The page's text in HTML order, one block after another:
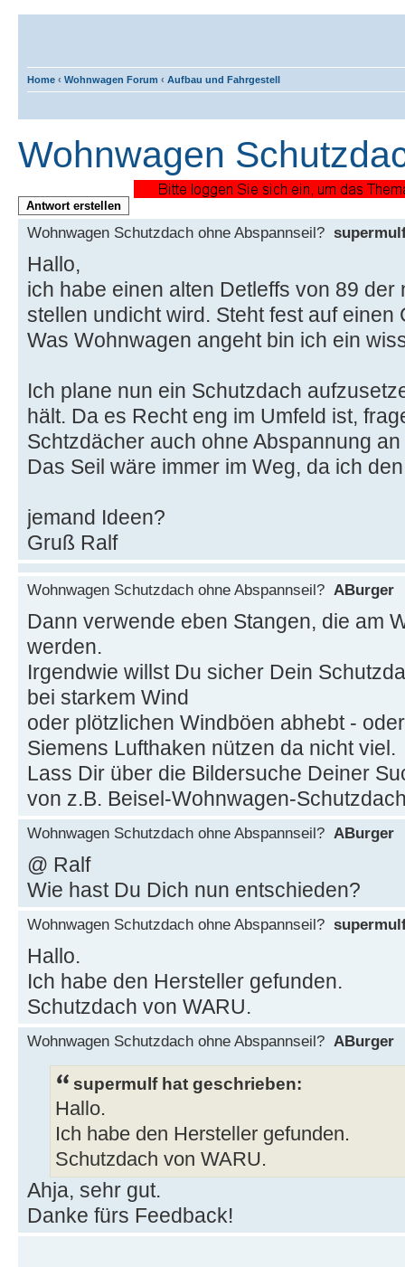
Home ‹ Wohnwagen Forum ‹ Aufbau und Fahrgestell
Wohnwagen
Antwort erstellen
Wohnwagen Schutzdach ohne Abspannseil?
Hallo,
ich habe einen alten Detleffs von 89
stellen undicht wird. Steht fest auf einen
Was Wohnwagen angeht bin ich ein
Ich plane nun ein Schutzdach
hält. Da es Recht eng im Umfeld ist,
Schtzdächer auch ohne Abspannung
Das Seil wäre immer im Weg, da ich
jemand Ideen?
Gruß Ralf
Wohnwagen Schutzdach ohne Abspannseil? ABurger
Dann verwende eben Stangen, die am
werden.
Irgendwie willst Du sicher Dein
bei starkem Wind
oder plötzlichen Windböen abhebt -
Siemens Lufthaken nützen da nicht viel.
Lass Dir über die Bildersuche Deiner
von z.B. Beisel-Wohnwagen-
Wohnwagen Schutzdach ohne Abspannseil? ABurger
@ Ralf
Wie hast Du Dich nun entschieden?
Wohnwagen Schutzdach ohne Abspannseil?
Hallo.
Ich habe den Hersteller gefunden.
Schutzdach von WARU.
Wohnwagen Schutzdach ohne Abspannseil? ABurger
supermulf hat geschrieben:
Hallo.
Ich habe den Hersteller gefunden.
Schutzdach von WARU.
Ahja, sehr gut.
Danke fürs Feedback!